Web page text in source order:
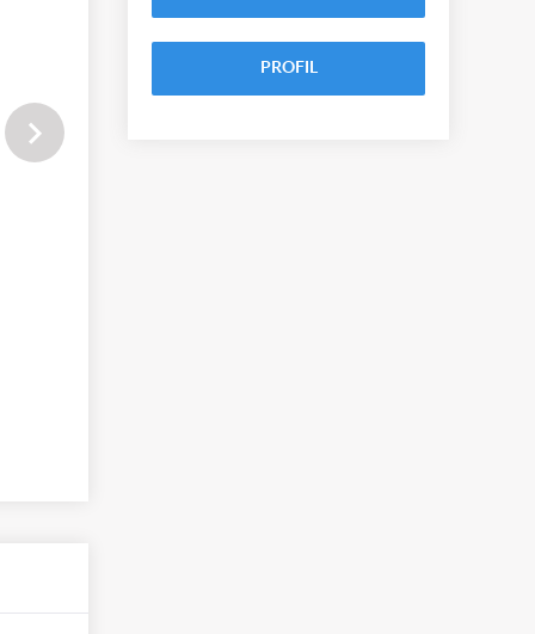
PROFIL